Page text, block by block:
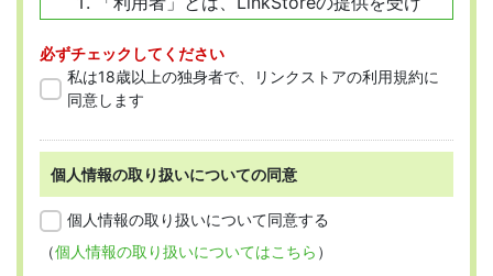
「会員」とは、本規約に従って会員登録
をした人を指します。
第2条 （適用範囲）
必ずチェックしてください
私は18歳以上の独身者で、リンクストアの利用規約に
同意します
個人情報の取り扱いについての同意
個人情報の取り扱いについて同意する
（個人情報の取り扱いについてはこちら ）